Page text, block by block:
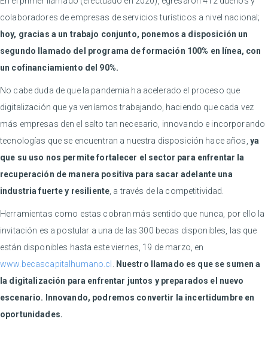
colaboradores de empresas de servicios turísticos a nivel nacional;
hoy, gracias a un trabajo conjunto, ponemos a disposición un
segundo llamado del programa de formación 100% en línea, con
un cofinanciamiento del 90%.
No cabe duda de que la pandemia ha acelerado el proceso que
digitalización que ya veníamos trabajando, haciendo que cada vez
más empresas den el salto tan necesario, innovando e incorporando
tecnologías que se encuentran a nuestra disposición hace años, ya
que su uso nos permite fortalecer el sector para enfrentar la
recuperación de manera positiva para sacar adelante una
industria fuerte y resiliente , a través de la competitividad.
Herramientas como estas cobran más sentido que nunca, por ello la
invitación es a postular a una de las 300 becas disponibles, las que
están disponibles hasta este viernes, 19 de marzo, en
www.becascapitalhumano.cl
Nuestro llamado es que se sumen a
la digitalización para enfrentar juntos y preparados el nuevo
escenario. Innovando, podremos convertir la incertidumbre en
oportunidades.